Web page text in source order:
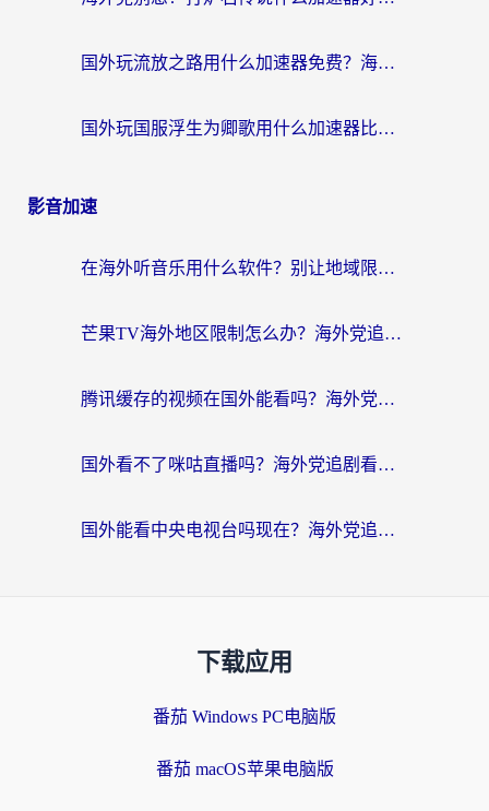
国外玩流放之路用什么加速器免费？海外党亲测有效的国服游戏加速指南
国外玩国服浮生为卿歌用什么加速器比较好？海外党亲测不踩坑指南
影音加速
在海外听音乐用什么软件？别让地域限制断了你的华语歌单
芒果TV海外地区限制怎么办？海外党追剧看片的实用加速器选择指南
腾讯缓存的视频在国外能看吗？海外党追剧看片的终极解决方案
国外看不了咪咕直播吗？海外党追剧看片的加速器选择指南
国外能看中央电视台吗现在？海外党追剧看央视的实用指南
下载应用
番茄 Windows PC电脑版
番茄 macOS苹果电脑版